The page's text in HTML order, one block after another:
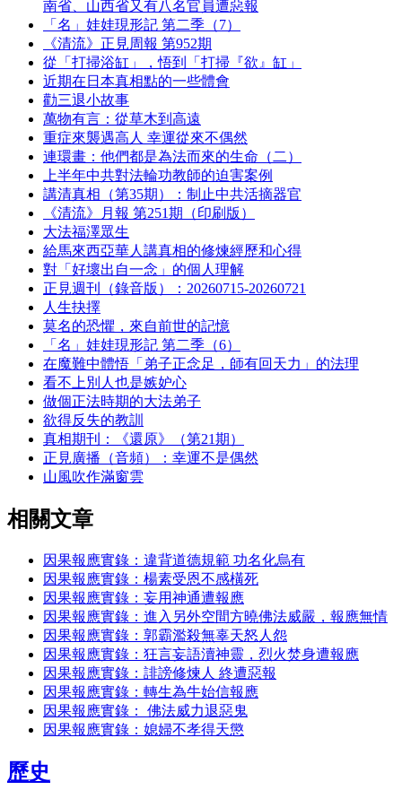
南省、山西省又有八名官員遭惡報
「名」娃娃現形記 第二季（7）
《清流》正見周報 第952期
從「打掃浴缸」，悟到「打掃『欲』缸」
近期在日本真相點的一些體會
勸三退小故事
萬物有言：從草木到高遠
重症來襲遇高人 幸運從來不偶然
連環畫：他們都是為法而來的生命（二）
上半年中共對法輪功教師的迫害案例
講清真相（第35期）：制止中共活摘器官
《清流》月報 第251期（印刷版）
大法福澤眾生
給馬來西亞華人講真相的修煉經歷和心得
對「好壞出自一念」的個人理解
正見週刊（錄音版）：20260715-20260721
人生抉擇
莫名的恐懼，來自前世的記憶
「名」娃娃現形記 第二季（6）
在魔難中體悟「弟子正念足，師有回天力」的法理
看不上別人也是嫉妒心
做個正法時期的大法弟子
欲得反失的教訓
真相期刊：《還原》（第21期）
正見廣播（音頻）：幸運不是偶然
山風吹作滿窗雲
相關文章
因果報應實錄：違背道德規範 功名化烏有
因果報應實錄：楊素受恩不感橫死
因果報應實錄：妄用神通遭報應
因果報應實錄：進入另外空間方曉佛法威嚴，報應無情
因果報應實錄：郭霸濫殺無辜天怒人怨
因果報應實錄：狂言妄語瀆神靈，烈火焚身遭報應
因果報應實錄：誹謗修煉人 終遭惡報
因果報應實錄：轉生為牛始信報應
因果報應實錄： 佛法威力退惡鬼
因果報應實錄：媳婦不孝得天懲
歷史